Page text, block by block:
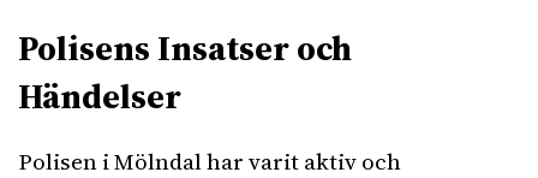
Polisens Insatser och
Händelser
Polisen i Mölndal har varit aktiv och